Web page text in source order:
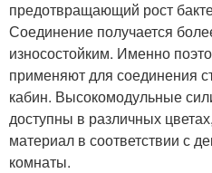
предотвращающий рост
Соединение получается
износостойким. Именно
применяют для соединения
кабин. Высокомодульные
доступны в различных
материал в соответствии с
комнаты.